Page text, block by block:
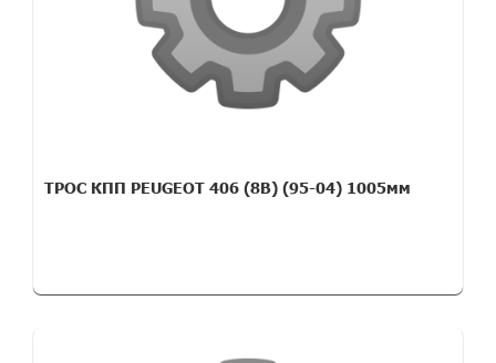
ТРОС КПП PEUGEOT 406 (8B) (95-04) 1005мм